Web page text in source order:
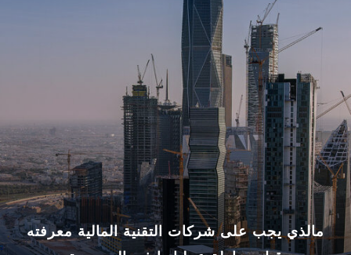
مالذي يجب على شركات التقنية المالية معرفته